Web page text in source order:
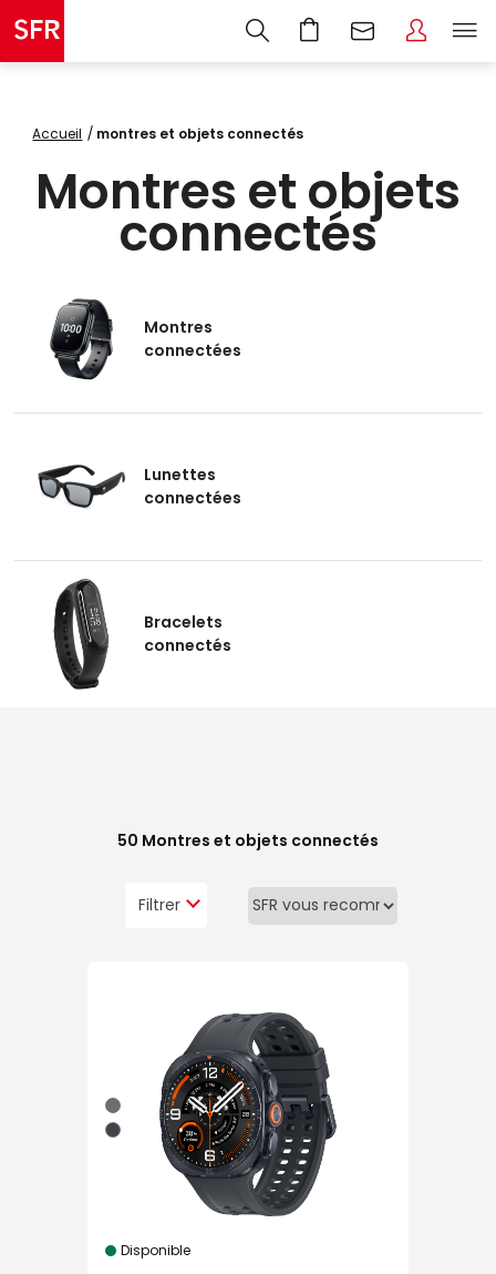
Accueil montres et objets connectés
Montres et objets
connectés
Montres
connectées
Lunettes
connectées
Bracelets
connectés
50 Montres et objets connectés
Filtrer
Disponible